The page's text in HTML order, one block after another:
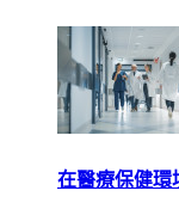
在醫療保健環